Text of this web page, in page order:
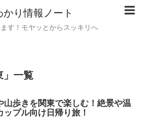
り情報ノート
す！モヤッとからスッキリへ
」 一覧
山歩きを関東で楽しむ！絶景や温
ップル向け日帰り旅！